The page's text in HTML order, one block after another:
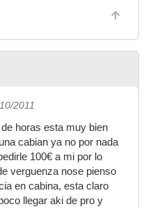
2011
horas esta muy bien
cabian ya no por nada
100€ a mi por lo
verguenza nose pienso
en cabina, esta claro
llegar aki de pro y